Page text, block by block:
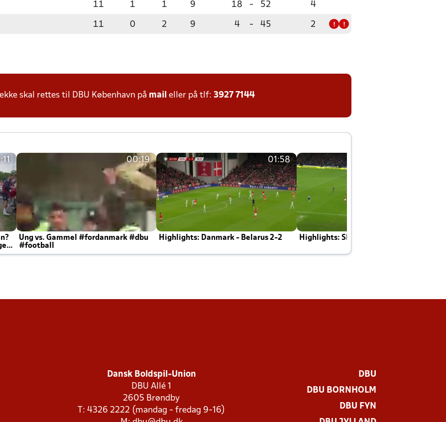
11 1 1 9 18 - 52 4
11 0 2 9 4 - 45 2 ! !
skal rettes til DBU København på mail eller på tlf: 3927 7144
00:19
Ung vs. Gammel #fordanmark #dbu
#football
01:58
Highlights: Danmark - Belarus 2-2 Highlights: Skotland - Danmark 4-2
Dansk Boldspil-Union
DBU Allé 1
2605 Brøndby
T: 4326 2222 (mandag - fredag 9-16)
DBU
DBU BORNHOLM
DBU FYN